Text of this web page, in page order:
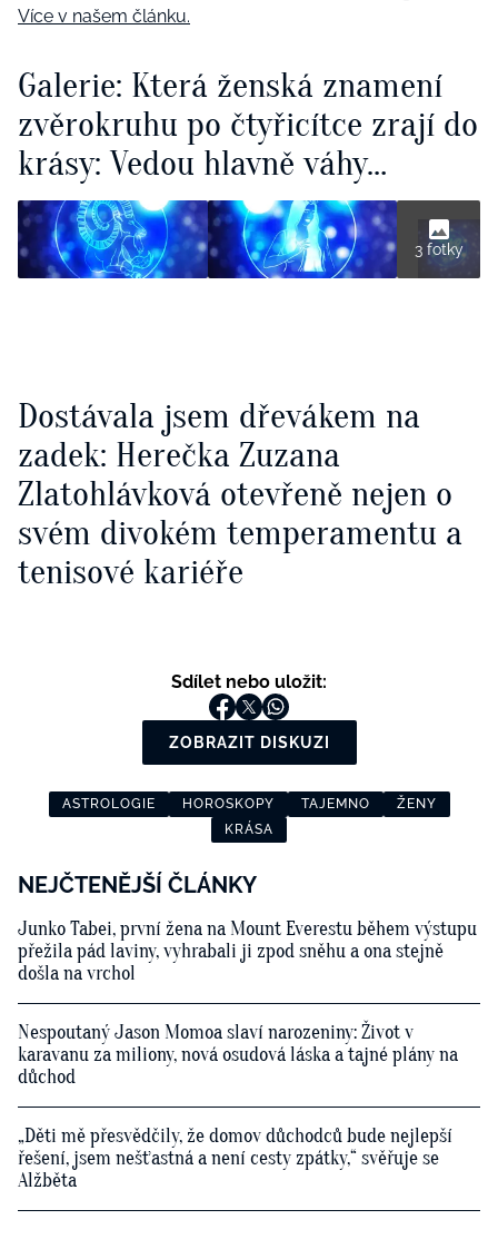
Více v našem článku.
Galerie: Která ženská znamení
zvěrokruhu po čtyřicítce zrají do
krásy: Vedou hlavně váhy…
3 fotky
Dostávala jsem dřevákem na
zadek: Herečka Zuzana
Zlatohlávková otevřeně nejen o
svém divokém temperamentu a
tenisové kariéře
Sdílet nebo uložit:
ZOBRAZIT DISKUZI
ASTROLOGIE HOROSKOPY TAJEMNO
ŽENY
KRÁSA
NEJČTENĚJŠÍ ČLÁNKY
Junko Tabei, první žena na Mount Everestu během výstupu
přežila pád laviny, vyhrabali ji zpod sněhu a ona stejně
došla na vrchol
Nespoutaný Jason Momoa slaví narozeniny: Život v
karavanu za miliony, nová osudová láska a tajné plány na
důchod
„Děti mě přesvědčily, že domov důchodců bude nejlepší
řešení, jsem nešťastná a není cesty zpátky,“ svěřuje se
Alžběta